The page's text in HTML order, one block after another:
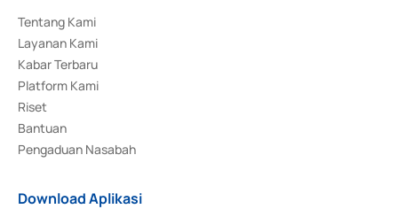
Tentang Kami
Layanan Kami
Kabar Terbaru
Platform Kami
Riset
Bantuan
Pengaduan Nasabah
Download Aplikasi